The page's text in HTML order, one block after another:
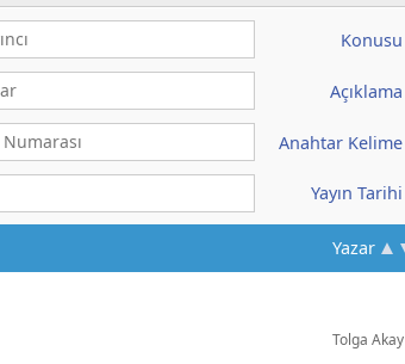
Konusu
Açıklama
Anahtar Kelime
Yayın Tarihi
Yazar
Tolga Akay